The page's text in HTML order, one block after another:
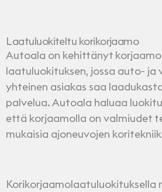
Laatuluokiteltu korikorjaamo
Autoala on kehittänyt
laatuluokituksen, jossa auto- ja
yhteinen asiakas saa
palvelua. Autoala haluaa
että korjaamolla on valmiudet
mukaisia ajoneuvojen